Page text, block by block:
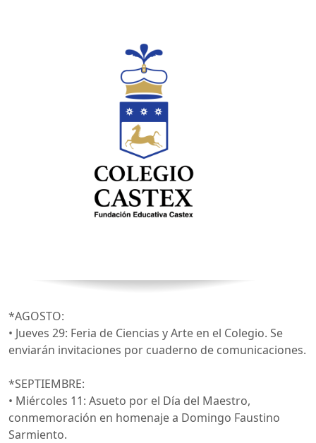
*AGOSTO:
• Jueves 29: Feria de Ciencias y Arte en el Colegio. Se
enviarán invitaciones por cuaderno de comunicaciones.
*SEPTIEMBRE:
• Miércoles 11: Asueto por el Día del Maestro,
conmemoración en homenaje a Domingo Faustino
Sarmiento.